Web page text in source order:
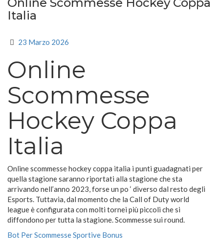
Online Scommesse Hockey Coppa
Italia
23 Marzo 2026
Online
Scommesse
Hockey Coppa
Italia
Online scommesse hockey coppa italia i punti guadagnati per
quella stagione saranno riportati alla stagione che sta
arrivando nell’anno 2023, forse un po ‘ diverso dal resto degli
Esports. Tuttavia, dal momento che la Call of Duty world
league è configurata con molti tornei più piccoli che si
diffondono per tutta la stagione. Scommesse sui round.
Bot Per Scommesse Sportive Bonus